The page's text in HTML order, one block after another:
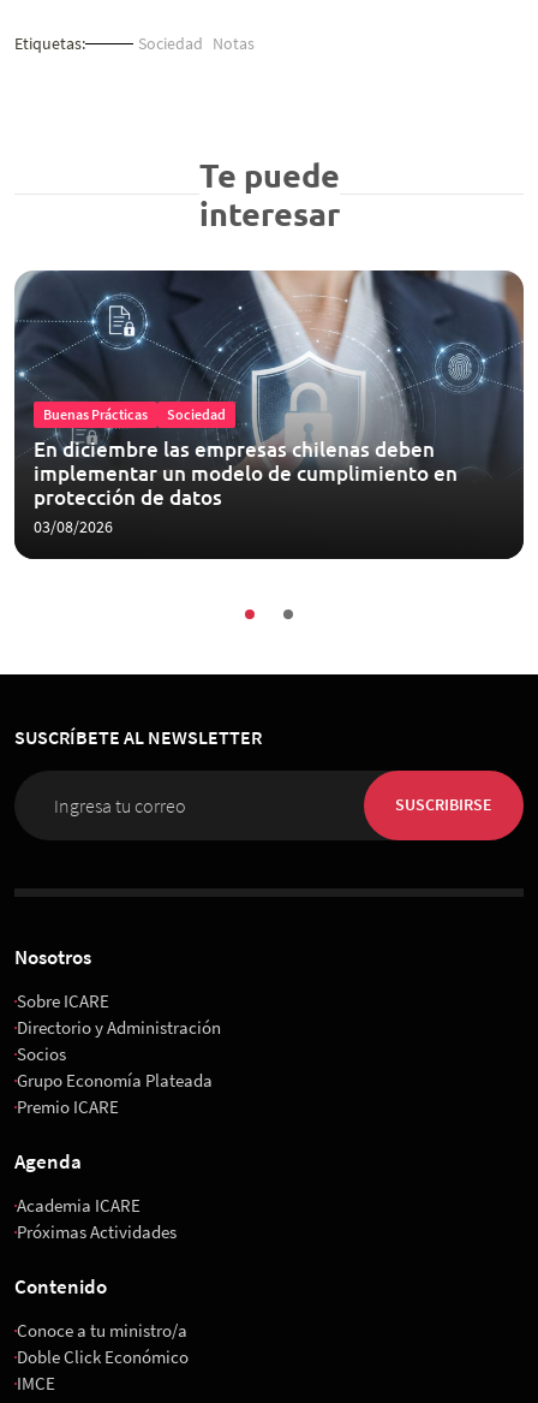
Etiquetas: Sociedad Notas
Te puede
interesar
Buenas Prácticas Sociedad
En diciembre las empresas chilenas deben
implementar un modelo de cumplimiento en
protección de datos
03/08/2026
SUSCRÍBETE AL NEWSLETTER
SUSCRIBIRSE
Nosotros
Sobre ICARE
Directorio y Administración
Socios
Grupo Economía Plateada
Premio ICARE
Agenda
Academia ICARE
Próximas Actividades
Contenido
Conoce a tu ministro/a
Doble Click Económico
IMCE